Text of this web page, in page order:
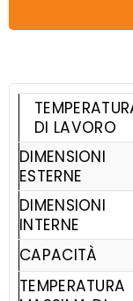
DI LAVORO
DIMENSIONI
ESTERNE
DIMENSIONI
INTERNE
CAPACITÀ
TEMPERATURA